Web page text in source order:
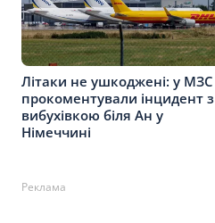
Літаки не ушкоджені: у МЗС
прокоментували інцидент з
вибухівкою біля Ан у
Німеччині
Реклама